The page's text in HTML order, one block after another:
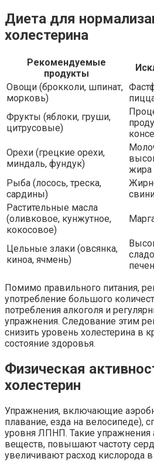
Диета для
холестерина
Рекомендуемые
продукты
Овощи (брокколи, шпинат,
морковь)
Фрукты (яблоки, груши,
цитрусовые)
Орехи (грецкие орехи,
миндаль, фундук)
жира
Рыба (лосось, треска,
сардины)
Растительные масла
(оливковое, кунжутное,
кокосовое)
Цельные злаки (овсянка,
киноа, ячмень)
Помимо правильного питания,
употребление большого
потребления алкоголя и
упражнения. Следование этим
снизить уровень холестерина в
состояние здоровья.
Физическая
холестерин
Упражнения, включающие
плавание, езда на велосипеде),
уровня ЛПНП. Такие упражнения
веществ, повышают частоту
увеличивают расход кислорода